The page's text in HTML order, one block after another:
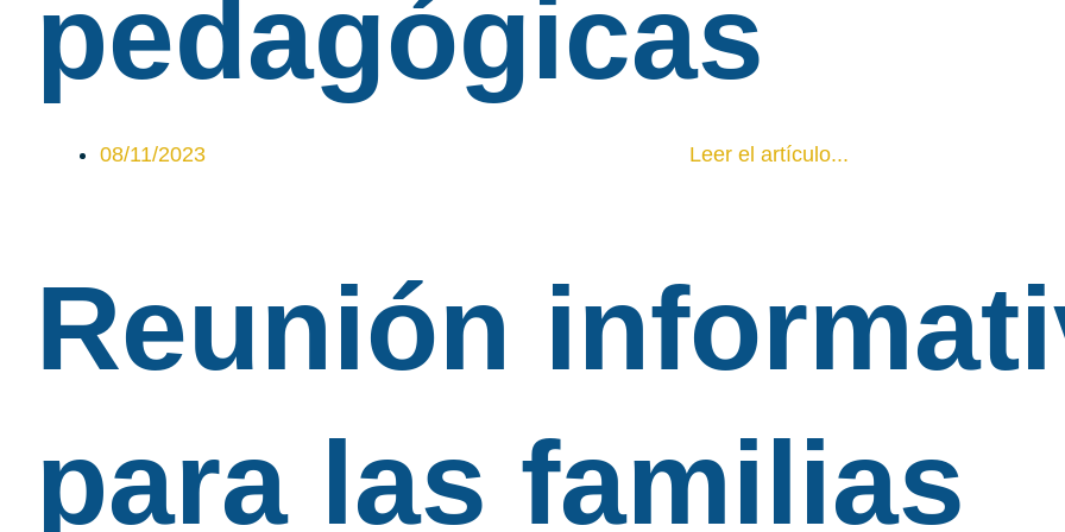
pedagógicas
08/11/2023 Leer el artículo...
Reunión
para las familias